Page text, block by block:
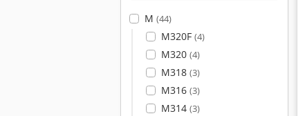
M (44)
M320F (4)
M320 (4)
M318 (3)
M316 (3)
M314 (3)